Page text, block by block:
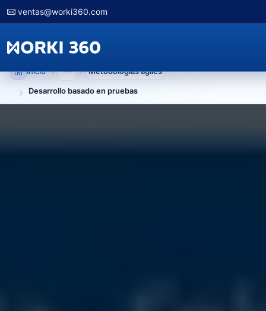
ventas@worki360.com
Inicio Mostrar niveles anteriores
Metodologias agiles
Desarrollo basado en pruebas